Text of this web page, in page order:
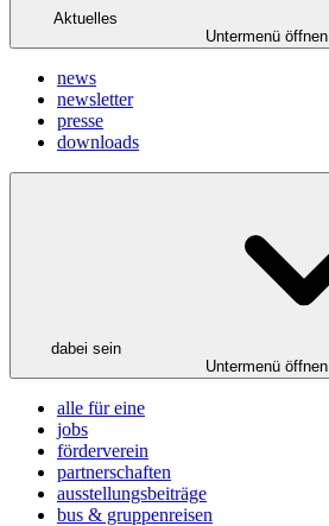
Aktuelles
Untermenü öffnen
news
newsletter
presse
downloads
dabei sein
Untermenü öffnen
alle für eine
jobs
förderverein
partnerschaften
ausstellungsbeiträge
bus & gruppenreisen